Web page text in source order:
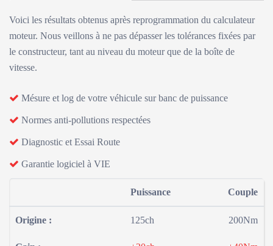
Voici les résultats obtenus après reprogrammation du calculateur
moteur. Nous veillons à ne pas dépasser les tolérances fixées par
le constructeur, tant au niveau du moteur que de la boîte de
vitesse.
Mésure et log de votre véhicule sur banc de puissance
Normes anti-pollutions respectées
Diagnostic et Essai Route
Garantie logiciel à VIE
Puissance Couple
Origine : 125ch 200Nm